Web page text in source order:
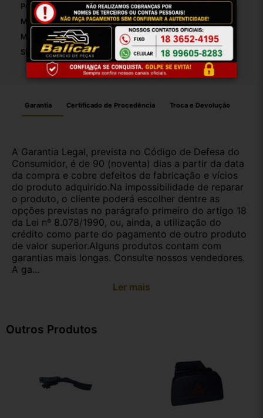
Peso Da Embalagem: 1000
Marca: Kia
Modelo: Sorento
SKU: 4801
Garantia Certificado de Procedência Troca e Devolução
A Garantia Legal, prevista no Código de Defesa do
Consumidor, é de 90 (noventa) dias a partir da data
da compra e cobre defeitos de fabricação e vícios
do produto adquirido.Na impossibilidade de reparar
o produto, o cliente poderá escolher dentre as
opções previstas no parágrafo primeiro do artigo 18
da Lei nº 8.078/1990, ou, ainda, a utilização do
crédito como parte do pagamento de outro produto
de valor superior.Alguns produtos contam com
garantias mais longas. Consulte nossos vendedores.
A ga...
Ler mais
Outros Produtos